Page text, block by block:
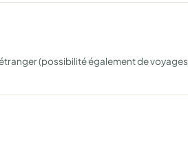
(possibilité également de voyages